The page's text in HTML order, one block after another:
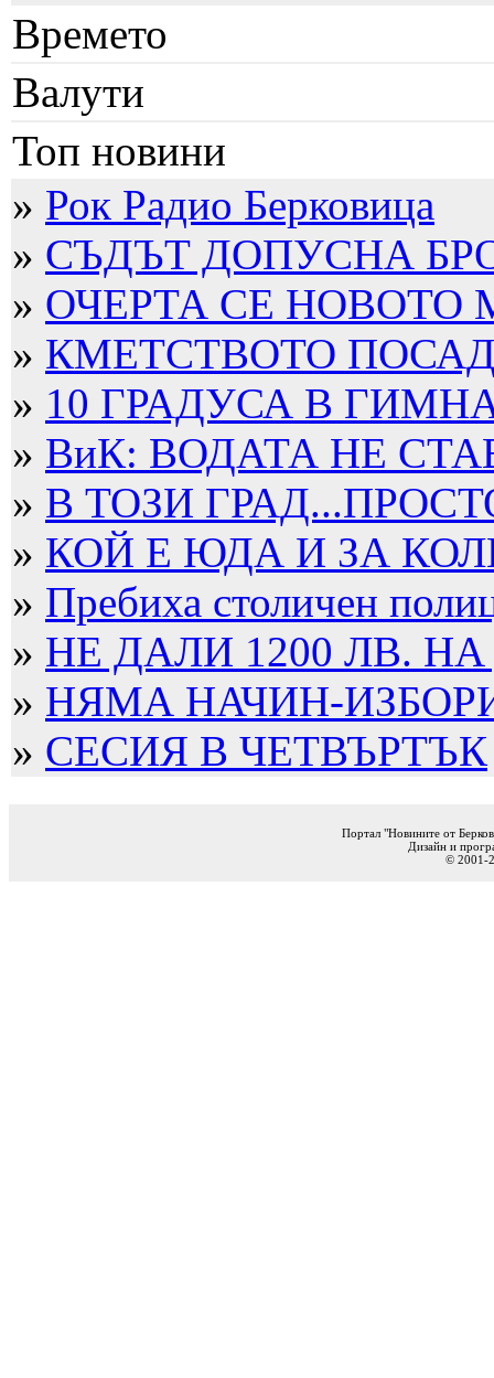
Времето
Валути
Топ новини
» Рок Радио Берковица
» СЪДЪТ ДОПУСНА
» ОЧЕРТА СЕ НОВОТО
» КМЕТСТВОТО
» 10 ГРАДУСА В
» ВиК: ВОДАТА НЕ
» В ТОЗИ
» КОЙ Е ЮДА И ЗА
» Пребиха столичен
» НЕ ДАЛИ 1200 ЛВ.
» НЯМА НАЧИН-
» СЕСИЯ В ЧЕТВЪРТЪК
Портал "Новините от
Дизайн и
© 2001-